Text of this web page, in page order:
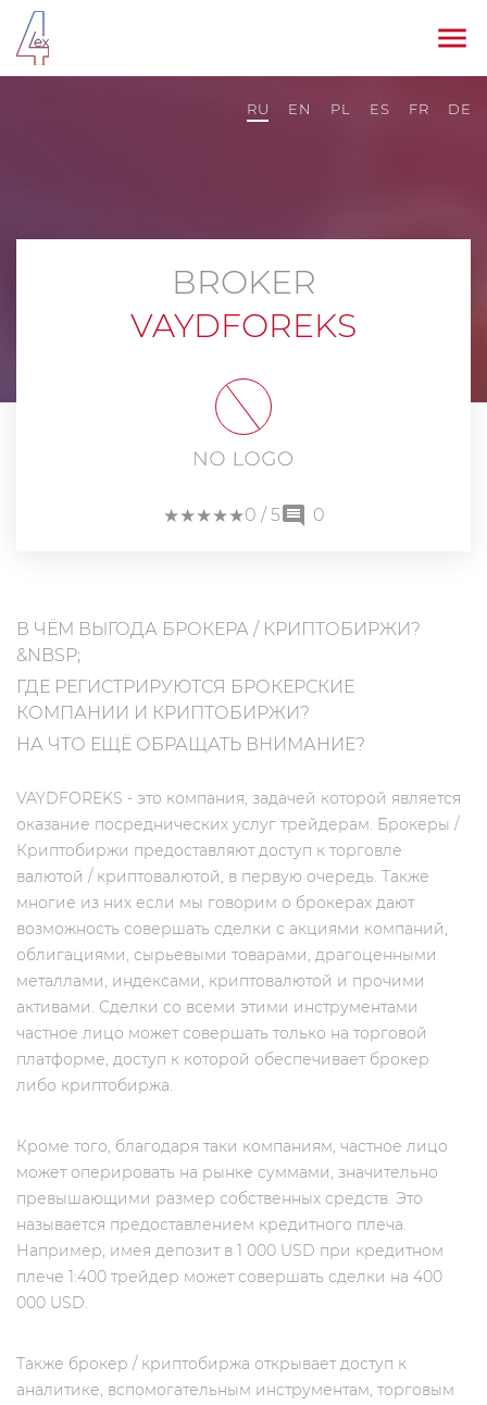
RU EN PL ES FR DE
BROKER
VAYDFOREKS
★★
★★
★★
★★
★★
0 / 5 0
В ЧЁМ ВЫГОДА БРОКЕРА / КРИПТОБИРЖИ?
&NBSP;
ГДЕ РЕГИСТРИРУЮТСЯ БРОКЕРСКИЕ
КОМПАНИИ И КРИПТОБИРЖИ?
НА ЧТО ЕЩЁ ОБРАЩАТЬ ВНИМАНИЕ?
VAYDFOREKS - это компания, задачей которой является
оказание посреднических услуг трейдерам. Брокеры /
Криптобиржи предоставляют доступ к торговле
валютой / криптовалютой, в первую очередь. Также
многие из них если мы говорим о брокерах дают
возможность совершать сделки с акциями компаний,
облигациями, сырьевыми товарами, драгоценными
металлами, индексами, криптовалютой и прочими
активами. Сделки со всеми этими инструментами
частное лицо может совершать только на торговой
платформе, доступ к которой обеспечивает брокер
либо криптобиржа.
Кроме того, благодаря таки компаниям, частное лицо
может оперировать на рынке суммами, значительно
превышающими размер собственных средств. Это
называется предоставлением кредитного плеча.
Например, имея депозит в 1 000 USD при кредитном
плече 1:400 трейдер может совершать сделки на 400
000 USD.
Также брокер / криптобиржа открывает доступ к
аналитике, вспомогательным инструментам, торговым